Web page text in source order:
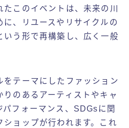
このイベントは、未来の川
、リユースやリサイクルの
いう形で再構築し、広く一般
をテーマにしたファッション
のあるアーティストやキャ
パフォーマンス、SDGsに関
ョップが行われます。これ